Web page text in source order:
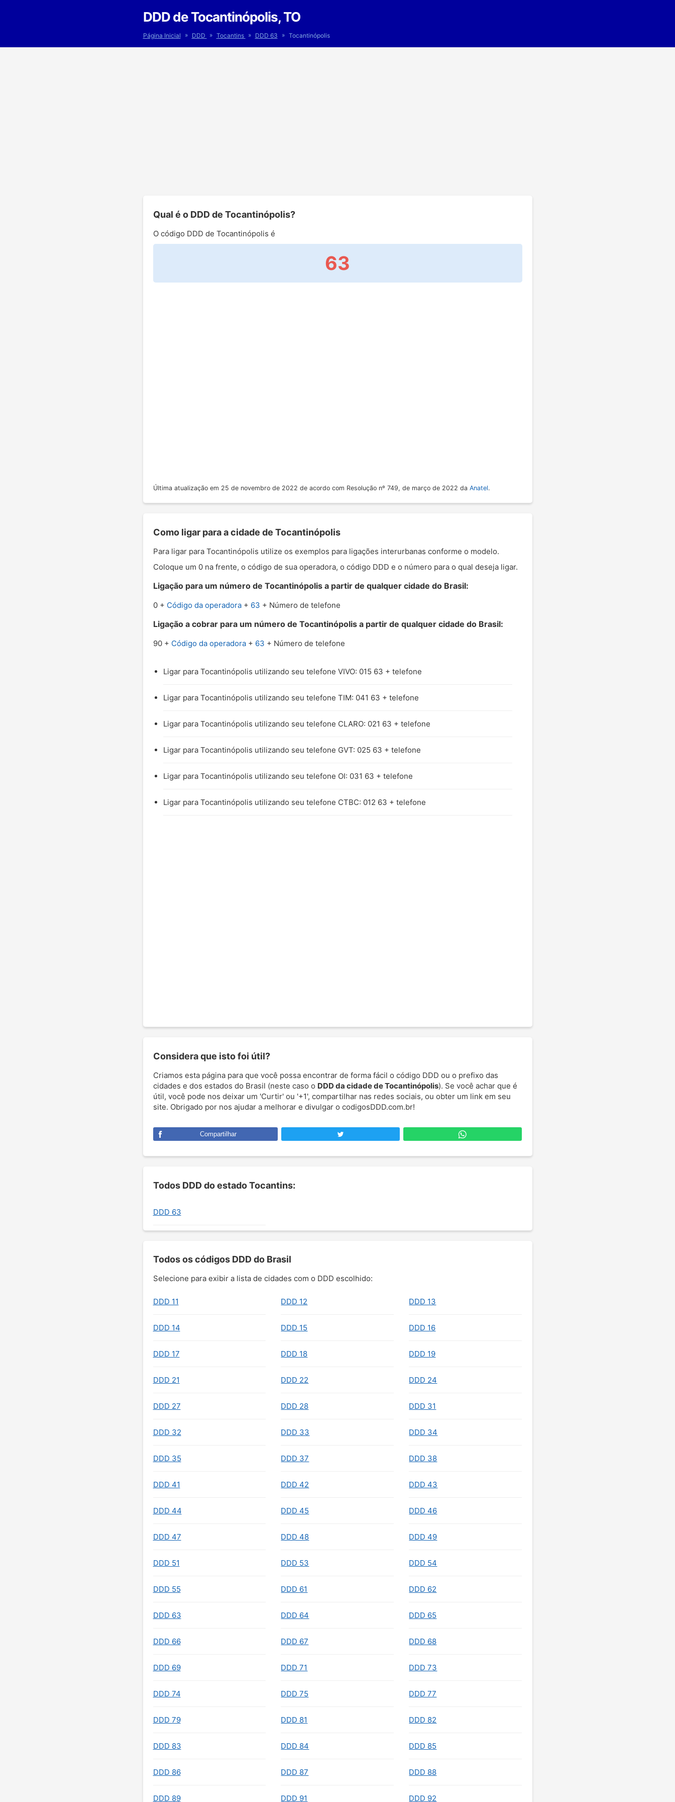
DDD de Tocantinópolis, TO
Página Inicial » DDD » Tocantins » DDD 63 » Tocantinópolis
Qual é o DDD de Tocantinópolis?
O código DDD de Tocantinópolis é
63
Última atualização em 25 de novembro de 2022 de acordo com Resolução nº 749, de março de 2022 da Anatel.
Como ligar para a cidade de Tocantinópolis
Para ligar para Tocantinópolis utilize os exemplos para ligações interurbanas conforme o modelo.
Coloque um 0 na frente, o código de sua operadora, o código DDD e o número para o qual deseja ligar.
Ligação para um número de Tocantinópolis a partir de qualquer cidade do Brasil:
0 + Código da operadora+ 63 + Número de telefone
Ligação a cobrar para um número de Tocantinópolis a partir de qualquer cidade do Brasil:
90 + Código da operadora+ 63 + Número de telefone
Ligar para Tocantinópolis utilizando seu telefone VIVO: 015 63 + telefone
Ligar para Tocantinópolis utilizando seu telefone TIM: 041 63 + telefone
Ligar para Tocantinópolis utilizando seu telefone CLARO: 021 63 + telefone
Ligar para Tocantinópolis utilizando seu telefone GVT: 025 63 + telefone
Ligar para Tocantinópolis utilizando seu telefone OI: 031 63 + telefone
Ligar para Tocantinópolis utilizando seu telefone CTBC: 012 63 + telefone
Considera que isto foi útil?
Criamos esta página para que você possa encontrar de forma fácil o código DDD ou o prefixo das
cidades e dos estados do Brasil (neste caso o DDD da cidade de Tocantinópolis). Se você achar que é
útil, você pode nos deixar um 'Curtir' ou '+1', compartilhar nas redes sociais, ou obter um link em seu
site. Obrigado por nos ajudar a melhorar e divulgar o codigosDDD.com.br!
Compartilhar
Todos DDD do estado Tocantins:
DDD 63
Todos os códigos DDD do Brasil
Selecione para exibir a lista de cidades com o DDD escolhido:
DDD 11 DDD 12 DDD 13
DDD 14 DDD 15 DDD 16
DDD 17 DDD 18 DDD 19
DDD 21 DDD 22 DDD 24
DDD 27 DDD 28 DDD 31
DDD 32 DDD 33 DDD 34
DDD 35 DDD 37 DDD 38
DDD 41 DDD 42 DDD 43
DDD 44 DDD 45 DDD 46
DDD 47 DDD 48 DDD 49
DDD 51 DDD 53 DDD 54
DDD 55 DDD 61 DDD 62
DDD 63 DDD 64 DDD 65
DDD 66 DDD 67 DDD 68
DDD 69 DDD 71 DDD 73
DDD 74 DDD 75 DDD 77
DDD 79 DDD 81 DDD 82
DDD 83 DDD 84 DDD 85
DDD 86 DDD 87 DDD 88
DDD 89 DDD 91 DDD 92